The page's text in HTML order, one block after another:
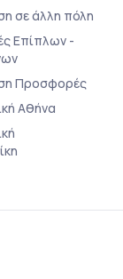
σε άλλη πόλη
Επίπλων -
Προσφορές
Αθήνα